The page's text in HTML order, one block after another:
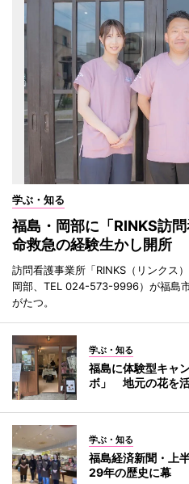
学ぶ・知る
福島・岡部に「RINKS訪
命救急の経験生かし開所
訪問看護事業所「RINKS（リンクス
岡部、TEL 024-573-9996）が福島
がたつ。
学ぶ・知る
福島に体験型キャ
ボ」 地元の花を
学ぶ・知る
福島経済新聞・上
29年の歴史に幕